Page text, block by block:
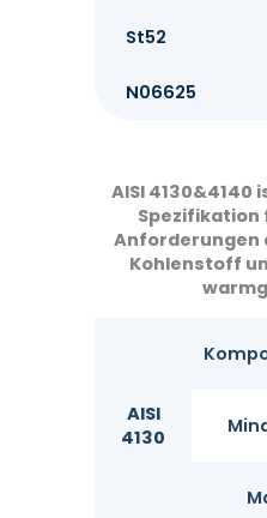
St52
N06625
AISI 4130&4140
Spezifikation
Anforderungen
Kohlenstoff
AISI
4130